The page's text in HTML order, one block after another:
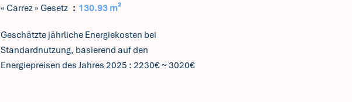
« Carrez » Gesetz 130.93 m²
Geschätzte jährliche Energiekosten bei
Standardnutzung, basierend auf den
Energiepreisen des Jahres 2025 : 2230€ ~ 3020€